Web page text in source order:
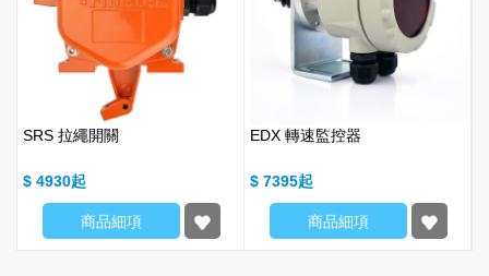
SRS 拉繩開關
$ 4930
商品細項
EDX 轉速監控器
$ 7395
商品細項